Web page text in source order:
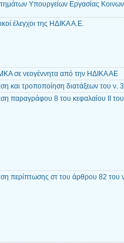
Υπουργείων Εργασίας
έλεγχοι της ΗΔΙΚΑ Α.Ε.
σε νεογέννητα από την ΗΔΙΚΑ ΑΕ
και τροποποίηση διατάξεων του ν.
παραγράφου 8 του κεφαλαίου ΙΙ
περίπτωσης στ του άρθρου 82 του